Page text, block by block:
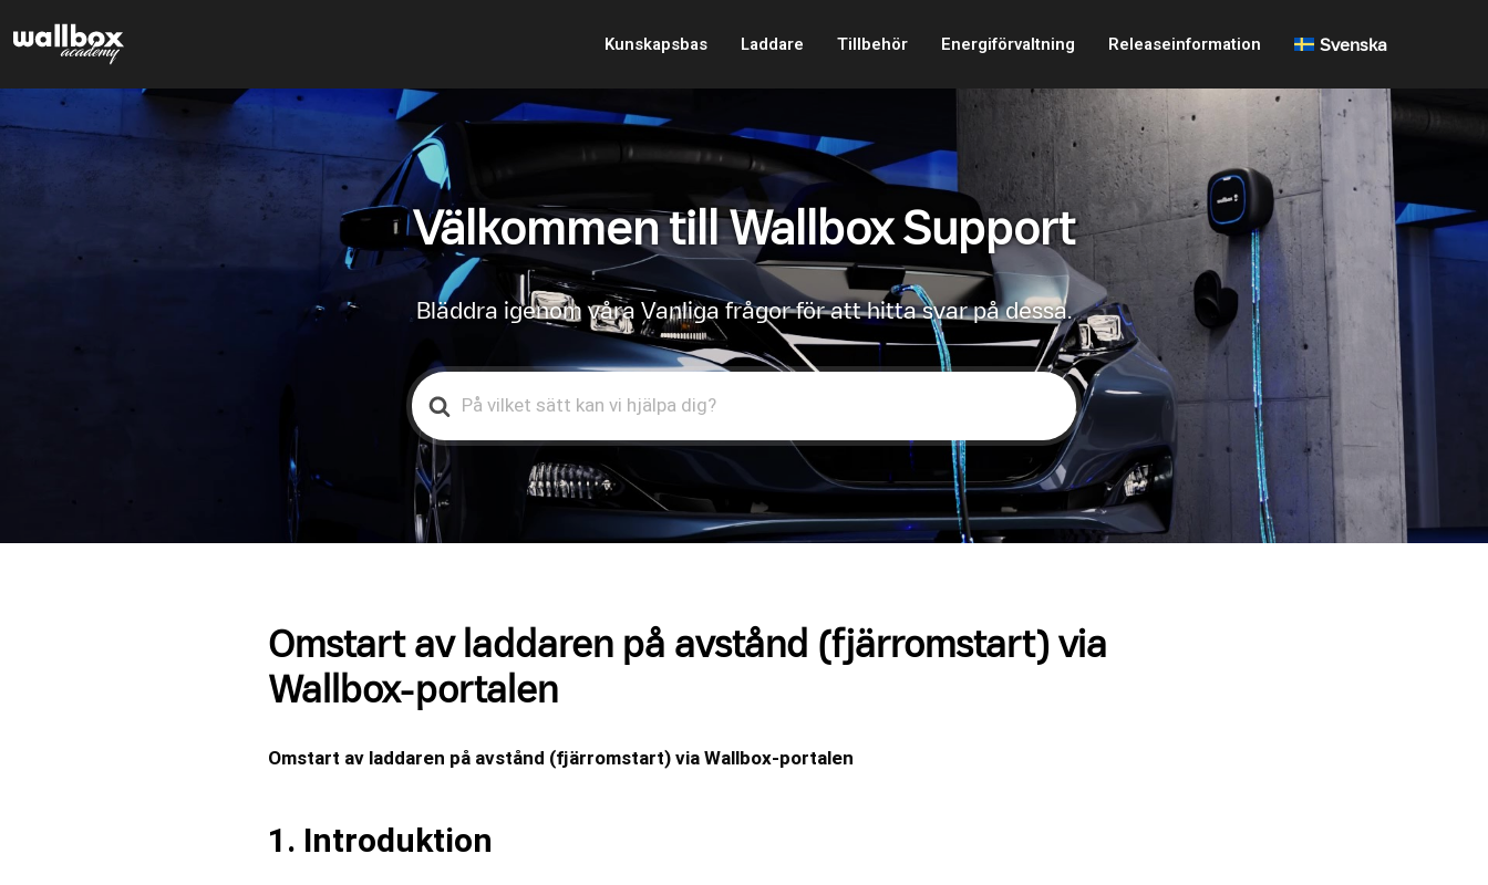
Kunskapsbas Laddare Tillbehör Energiförvaltning Releaseinformation Svenska
Välkommen till Wallbox Support
Bläddra igenom våra Vanliga frågor för att hitta svar på dessa.
Search
For
Omstart av laddaren på avstånd (fjärromstart) via
Wallbox-portalen
Omstart av laddaren på avstånd (fjärromstart) via Wallbox-portalen
1. Introduktion